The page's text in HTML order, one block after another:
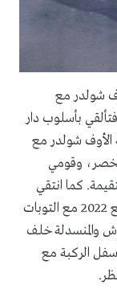
شولدر مع
بأسلوب دار
شولدر مع
وقومي
كما انتقي
صيحات موضة ربيع 2022 مع التوبات
خلف
الركبة مع